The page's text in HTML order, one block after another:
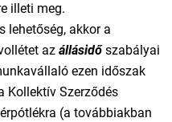
illeti meg.
lehetőség, akkor a
az állásidőszabályai
ezen időszak
Kollektív Szerződés
(a továbbiakban